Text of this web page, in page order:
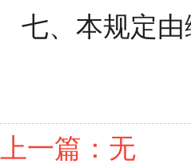
七、本规定
上一篇：无